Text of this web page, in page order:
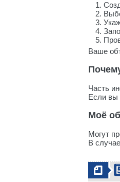
Ваше
Часть
Если вы
Моё
Могут
В